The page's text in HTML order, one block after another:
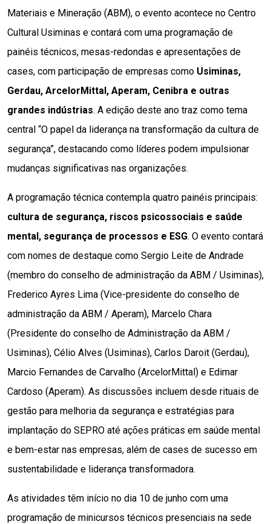
Materiais e Mineração (ABM), o evento acontece no Centro
Cultural Usiminas e contará com uma programação de
painéis técnicos, mesas-redondas e apresentações de
cases, com participação de empresas como Usiminas,
Gerdau, ArcelorMittal, Aperam, Cenibra e outras
grandes indústrias. A edição deste ano traz como tema
central “O papel da liderança na transformação da cultura de
segurança”, destacando como líderes podem impulsionar
mudanças significativas nas organizações.
cultura de segurança, riscos psicossociais e saúde
mental, segurança de processos e ESG. O evento contará
com nomes de destaque como Sergio Leite de Andrade
(membro do conselho de administração da ABM / Usiminas),
Frederico Ayres Lima (Vice-presidente do conselho de
administração da ABM / Aperam), Marcelo Chara
(Presidente do conselho de Administração da ABM /
Usiminas), Célio Alves (Usiminas), Carlos Daroit (Gerdau),
Marcio Fernandes de Carvalho (ArcelorMittal) e Edimar
Cardoso (Aperam). As discussões incluem desde rituais de
gestão para melhoria da segurança e estratégias para
implantação do SEPRO até ações práticas em saúde mental
e bem-estar nas empresas, além de cases de sucesso em
sustentabilidade e liderança transformadora.
As atividades têm início no dia 10 de junho com uma
programação de minicursos técnicos presenciais na sede